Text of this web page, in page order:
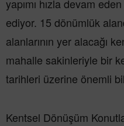
yapımı hızla devam
ediyor. 15 dönümlük
alanlarının yer alacağı
mahalle sakinleriyle bir
tarihleri üzerine önemli
Kentsel Dönüşüm